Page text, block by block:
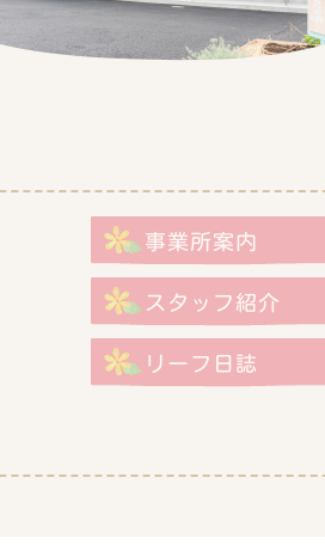
事業所案内
スタッフ紹介
リーフ日誌